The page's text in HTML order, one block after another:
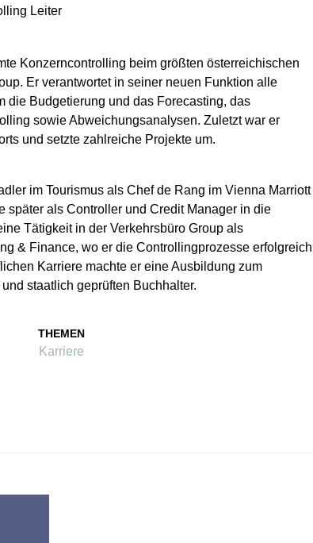
Konzerncontrolling beim größten österreichischen
Er verantwortet in seiner neuen Funktion alle
die Budgetierung und das Forecasting, das
sowie Abweichungsanalysen. Zuletzt war er
und setzte zahlreiche Projekte um.
im Tourismus als Chef de Rang im Vienna Marriott
später als Controller und Credit Manager in die
Tätigkeit in der Verkehrsbüro Group als
& Finance, wo er die Controllingprozesse erfolgreich
Karriere machte er eine Ausbildung zum
staatlich geprüften Buchhalter.
THEMEN
Karriere